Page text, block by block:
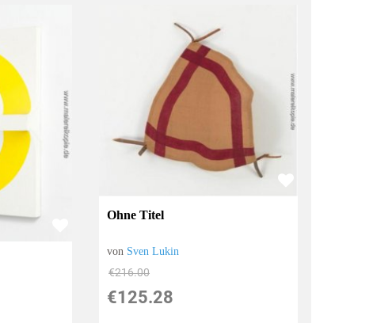
Ohne Titel
von Sven Lukin
€216.00
€125.28